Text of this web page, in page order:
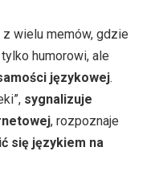
wielu memów, gdzie
humorowi, ale
językowej.
sygnalizuje
, rozpoznaje
się językiem na